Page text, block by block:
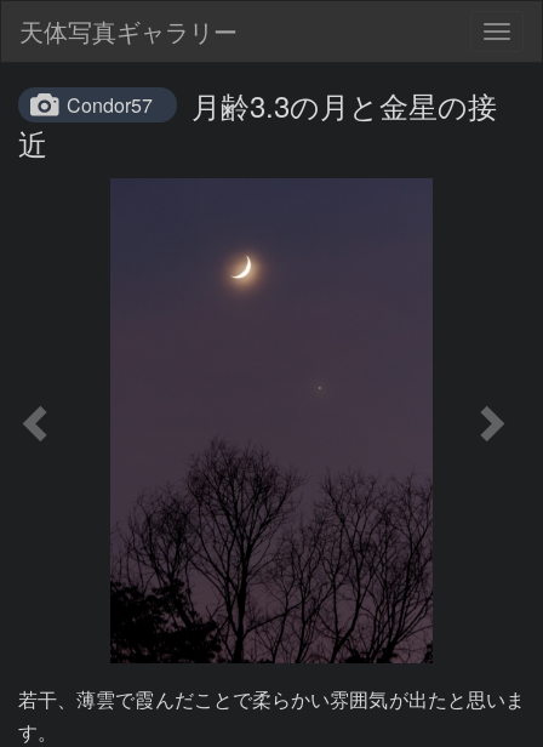
天体写真ギャラリー
Condor57
月齢3.3の月と金星の接
近
若干、薄雲で霞んだことで柔らかい雰囲気が出たと思いま
す。